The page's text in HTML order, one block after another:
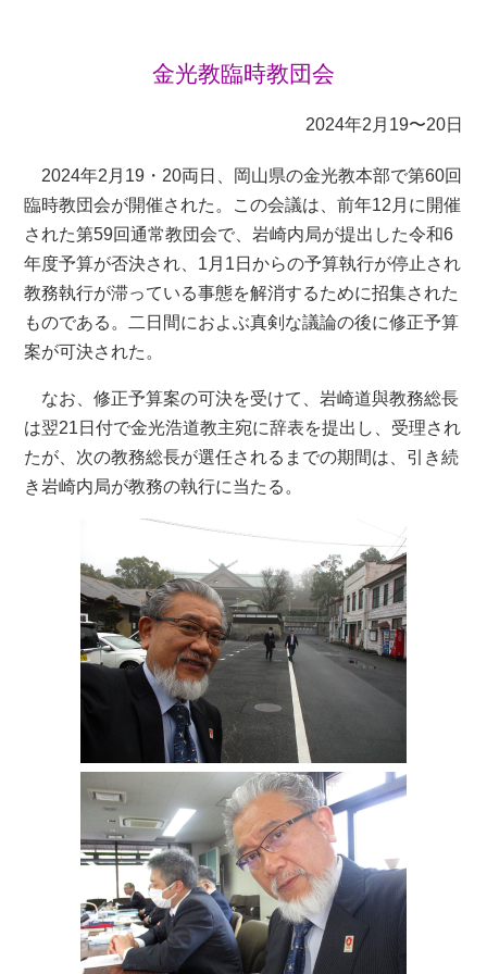
金光教臨時教団会
2024年2月19〜20日
2024年2月19・20両日、岡山県の金光教本部で第60回
臨時教団会が開催された。この会議は、前年12月に開催
された第59回通常教団会で、岩崎内局が提出した令和6
年度予算が否決され、1月1日からの予算執行が停止され
教務執行が滞っている事態を解消するために招集された
ものである。二日間におよぶ真剣な議論の後に修正予算
案が可決された。
なお、修正予算案の可決を受けて、岩崎道與教務総長
は翌21日付で金光浩道教主宛に辞表を提出し、受理され
たが、次の教務総長が選任されるまでの期間は、引き続
き岩崎内局が教務の執行に当たる。